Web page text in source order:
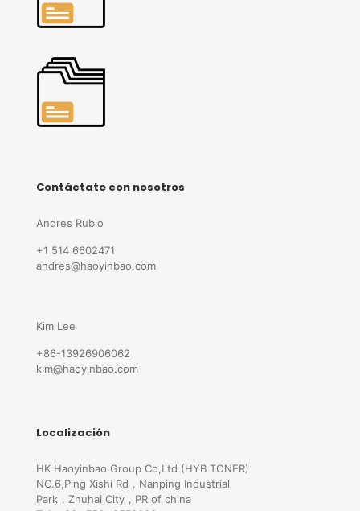
Contáctate con nosotros
Andres Rubio
+1 514 6602471
andres@haoyinbao.com
Kim Lee
+86-13926906062
kim@haoyinbao.com
Localización
HK Haoyinbao Group Co,Ltd (HYB TONER)
NO.6,Ping Xishi Rd，Nanping Industrial
Park，Zhuhai City，PR of china